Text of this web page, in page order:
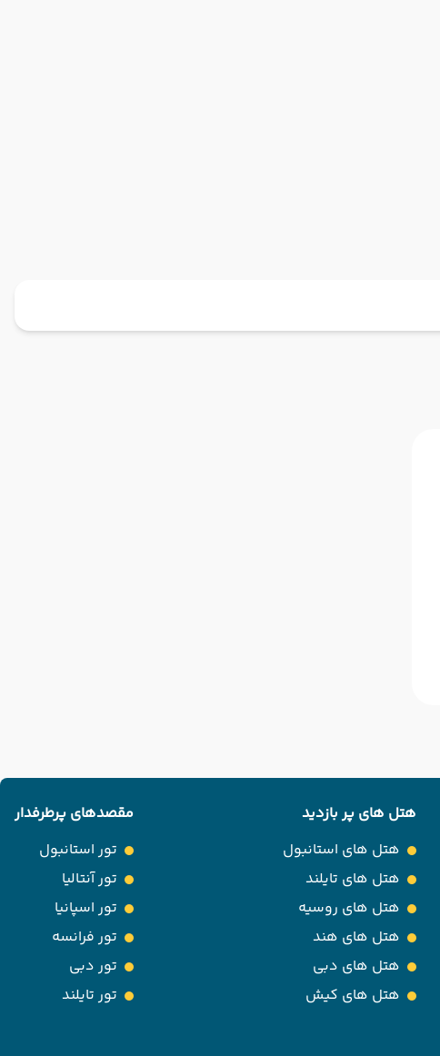
هتل های پر بازدید
هتل های استانبول
هتل های تایلند
هتل های روسیه
هتل های هند
هتل های دبی
هتل های کیش
مقصدهای پرطرفدار
تور استانبول
تور آنتالیا
تور اسپانیا
تور فرانسه
تور دبی
تور تایلند